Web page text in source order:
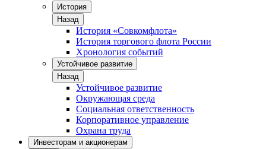
История
Назад
История «Совкомфлота»
История торгового флота России
Хронология событий
Устойчивое развитие
Назад
Устойчивое развитие
Окружающая среда
Социальная ответственность
Корпоративное управление
Охрана труда
Инвесторам и акционерам